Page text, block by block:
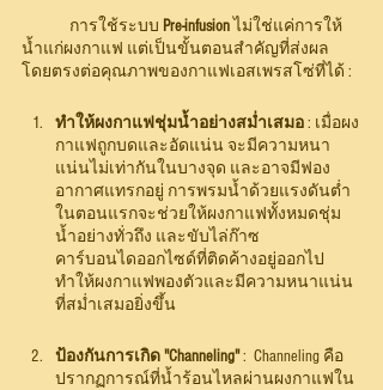
	การใช้ระบบ
Pre-infusion ไม่ใช่แค่การให้
น้ำแก่ผงกาแฟ แต่เป็นขั้นตอนสำคัญที่ส่งผล
โดยตรงต่อคุณภาพของกาแฟเอสเพรสโซ่ที่ได้ :
ทำให้ผงกาแฟชุ่มน้ำอย่างสม่ำเสมอ : เมื่อผง
กาแฟถูกบดและอัดแน่น จะมีความหนา
แน่นไม่เท่ากันในบางจุด และอาจมีฟอง
อากาศแทรกอยู่ การพรมน้ำด้วยแรงดันต่ำ
ในตอนแรกจะช่วยให้ผงกาแฟทั้งหมดชุ่ม
น้ำอย่างทั่วถึง และขับไล่ก๊าซ
คาร์บอนไดออกไซด์ที่ติดค้างอยู่ออกไป
ทำให้ผงกาแฟพองตัวและมีความหนาแน่น
ที่สม่ำเสมอยิ่งขึ้น
ป้องกันการเกิด "Channeling" :  Channeling คือ
ปรากฏการณ์ที่น้ำร้อนไหลผ่านผงกาแฟใน